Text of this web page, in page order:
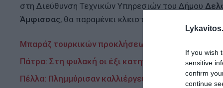
If you wish
sensitive
confirm
continue
στη Διεύθυνση Τεχνικών Υπηρεσιών του Δήμου
Άμφισσας, θα παραμένει κλειστό.
Μπαράζ τουρκικών προκλήσεων με 65 παραβιάσεις
Πάτρα: Στη φυλακή οι έξι κατηγορούμενοι για
Πέλλα: Πλημμύρισαν καλλιέργειες και σπίτια από